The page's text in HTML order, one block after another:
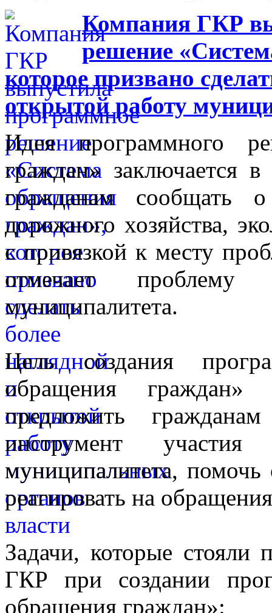
Компания ГКР
решение
которое призвано
открытой работу
Идея программного
граждан» заключается
гражданам
дорожного хозяйства,
с привязкой к месту
отмечает проблему
муниципалитета.
Цель создания
обращения
предложить
инструмент
муниципалитета, помочь
реагировать на
Задачи, которые стояли
ГКР при создании
обращения граждан»: